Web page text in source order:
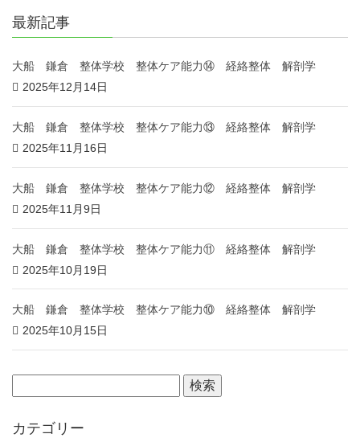
最新記事
大船 鎌倉 整体学校 整体ケア能力⑭ 経絡整体 解剖学
2025年12月14日
大船 鎌倉 整体学校 整体ケア能力⑬ 経絡整体 解剖学
2025年11月16日
大船 鎌倉 整体学校 整体ケア能力⑫ 経絡整体 解剖学
2025年11月9日
大船 鎌倉 整体学校 整体ケア能力⑪ 経絡整体 解剖学
2025年10月19日
大船 鎌倉 整体学校 整体ケア能力⑩ 経絡整体 解剖学
2025年10月15日
カテゴリー